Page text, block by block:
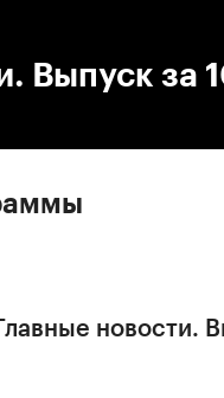
Выпуск
новости.